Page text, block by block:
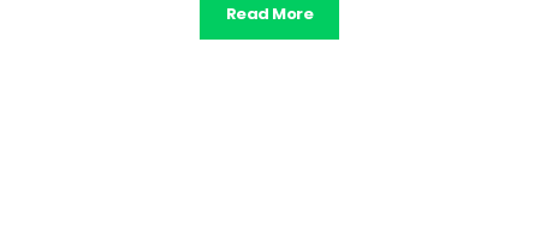
Read More